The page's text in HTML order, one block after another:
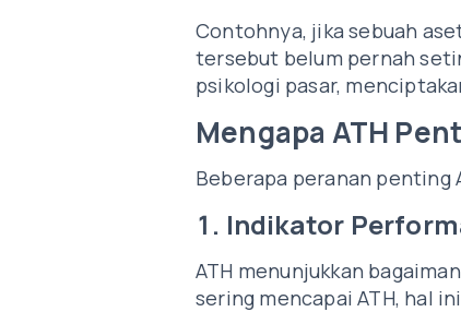
Contohnya, jika sebuah
tersebut belum pernah
psikologi pasar,
Mengapa ATH
Beberapa peranan penting
1. Indikator
ATH menunjukkan
sering mencapai ATH, hal